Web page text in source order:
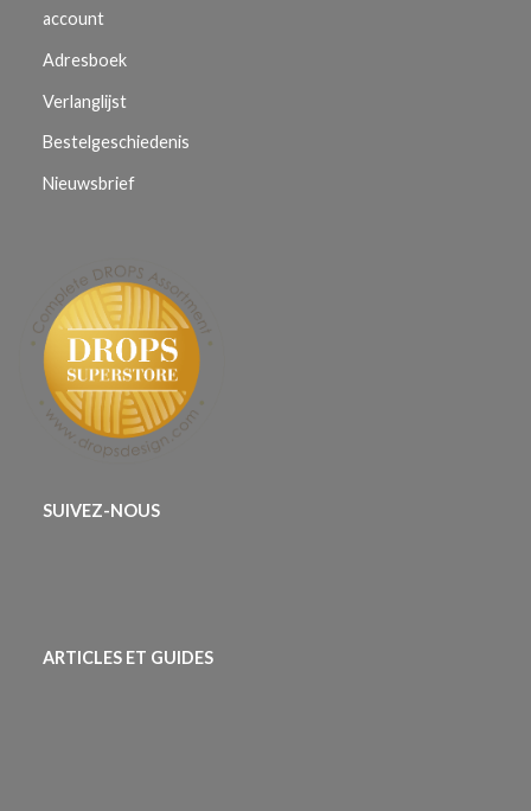
account
Adresboek
Verlanglijst
Bestelgeschiedenis
Nieuwsbrief
SUIVEZ-NOUS
ARTICLES ET GUIDES